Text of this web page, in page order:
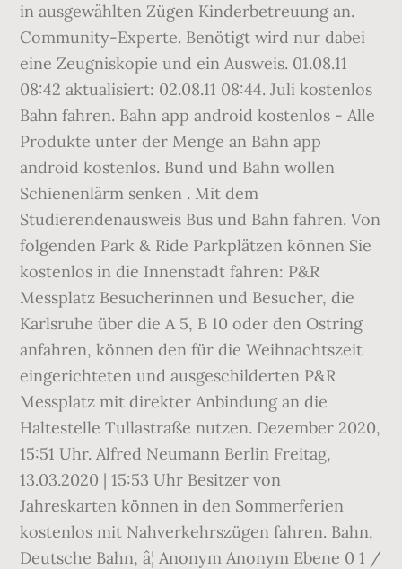
in ausgewählten Zügen Kinderbetreuung an.
Community-Experte. Benötigt wird nur dabei
eine Zeugniskopie und ein Ausweis. 01.08.11
08:42 aktualisiert: 02.08.11 08:44. Juli kostenlos
Bahn fahren. Bahn app android kostenlos - Alle
Produkte unter der Menge an Bahn app
android kostenlos. Bund und Bahn wollen
Schienenlärm senken . Mit dem
Studierendenausweis Bus und Bahn fahren. Von
folgenden Park & Ride Parkplätzen können Sie
kostenlos in die Innenstadt fahren: P&R
Messplatz Besucherinnen und Besucher, die
Karlsruhe über die A 5, B 10 oder den Ostring
anfahren, können den für die Weihnachtszeit
eingerichteten und ausgeschilderten P&R
Messplatz mit direkter Anbindung an die
Haltestelle Tullastraße nutzen. Dezember 2020,
15:51 Uhr. Alfred Neumann Berlin Freitag,
13.03.2020 | 15:53 Uhr Besitzer von
Jahreskarten können in den Sommerferien
kostenlos mit Nahverkehrszügen fahren. Bahn,
Deutsche Bahn, â¦ Anonym Anonym Ebene 0 1 /